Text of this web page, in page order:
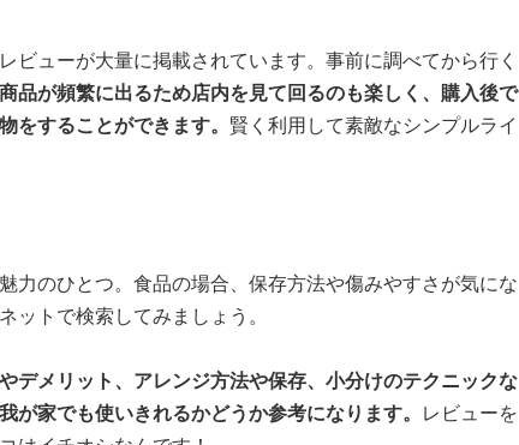
ビューが大量に掲載されています。事前に調べてから行く
品が頻繁に出るため店内を見て回るのも楽しく、購入後で
をすることができます。 賢く利用して素敵なシンプルライ
力のひとつ。食品の場合、保存方法や傷みやすさが気にな
ットで検索してみましょう。
デメリット、アレンジ方法や保存、小分けのテクニックな
が家でも使いきれるかどうか参考になります。
レビューを